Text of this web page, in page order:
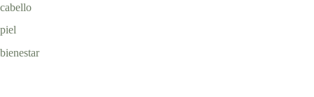
cabello
piel
bienestar